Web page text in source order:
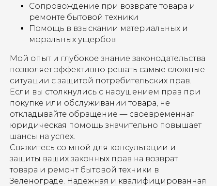
Сопровождение при возврате товара и
ремонте бытовой техники
Помощь в взыскании материальных и
моральных ущербов
Мой опыт и глубокое знание законодательства
позволяет эффективно решать самые сложные
ситуации с защитой потребительских прав.
Если вы столкнулись с нарушением прав при
покупке или обслуживании товара, не
откладывайте обращение — своевременная
юридическая помощь значительно повышает
шансы на успех.
Свяжитесь со мной для консультации и
защиты ваших законных прав на возврат
товара и ремонт бытовой техники в
Зеленограде. Надёжная и квалифицированная